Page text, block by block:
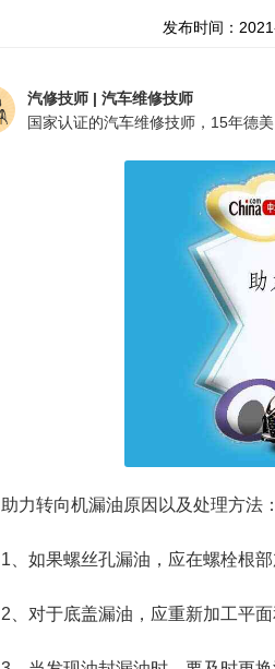
发布时间：
汽修技师 | 汽车维修技师
助力转向机漏油原因以及处理方法：
1、如果螺丝孔漏油，应在螺栓根
2、对于底盖漏油，应重新加工平面